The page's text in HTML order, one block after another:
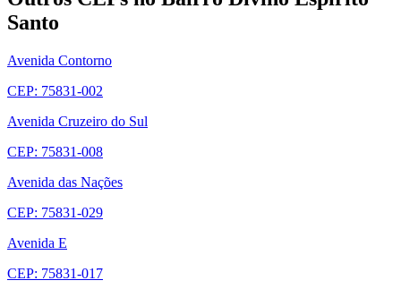
Santo
Avenida Contorno
CEP: 75831-002
Avenida Cruzeiro do Sul
CEP: 75831-008
Avenida das Nações
CEP: 75831-029
Avenida E
CEP: 75831-017